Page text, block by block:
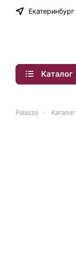
Екатеринбург
Каталог
Palazzo Каталог